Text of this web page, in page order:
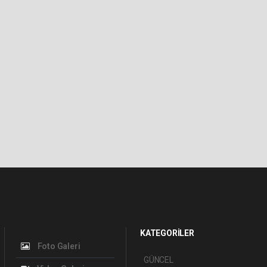
Foto Galeri
KATEGORİLER
GÜNCEL